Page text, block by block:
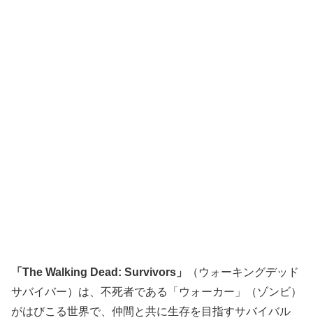
「The Walking Dead: Survivors」
（ウォーキングデッド
サバイバー）は、不死者である「ウォーカー」（ゾンビ）
がはびこる世界で、仲間と共に生存を目指すサバイバル